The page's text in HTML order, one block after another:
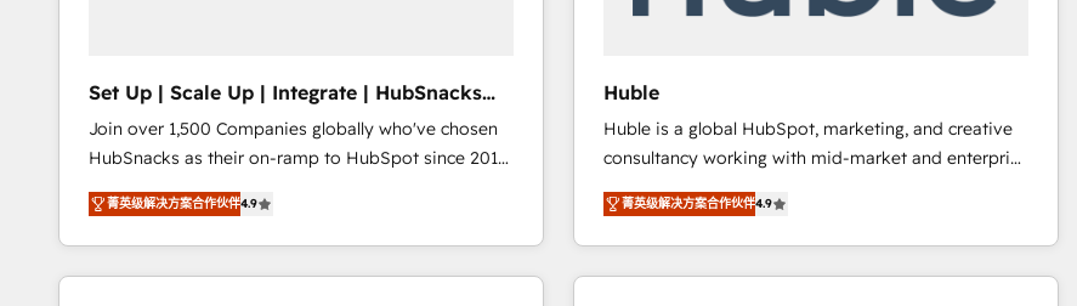
Marketing Enablement HubSpot Impact Award 🏆
Growth-Driven Design Agency of the Year 🏆2016
Sales Enablement HubSpot Impact Award 🏆2015
Growth-Driven Design Agency of the Year 🏆2015
Became the 5th Agency to reach Diamond 🏆2014
HubSpot COS Performance Award 🏆2014 HubSpot
COS Design Award 🏆2013 HubSpot Marketplace
Provider of the Year 🏆2011 Became a HubSpot
Set Up | Scale Up | Integrate | HubSnacks
FlexPlan
Join over 1,500 Companies globally who've chosen
HubSnacks as their on-ramp to HubSpot since 2014
Simple pay-as-you-go plans that accelerate value...
1️⃣ Set Up | Onboarding New or Check-fixing existing
HubSpot portals 2️⃣ Scale Up | 100% HubSpot Task
Execution... Global 24/7 ... All Experts 3️⃣ Integrate |
菁英级解决方案合作伙伴4.9
Huble
Huble is a global HubSpot, marketing, and creative
consultancy working with mid-market and enterprise
businesses. We go beyond implementation, shaping
the strategy, processes, and teams that turn
HubSpot into a genuine growth engine. Named
HubSpot's Global Partner of the Year in 2024,
菁英级解决方案合作伙伴4.9